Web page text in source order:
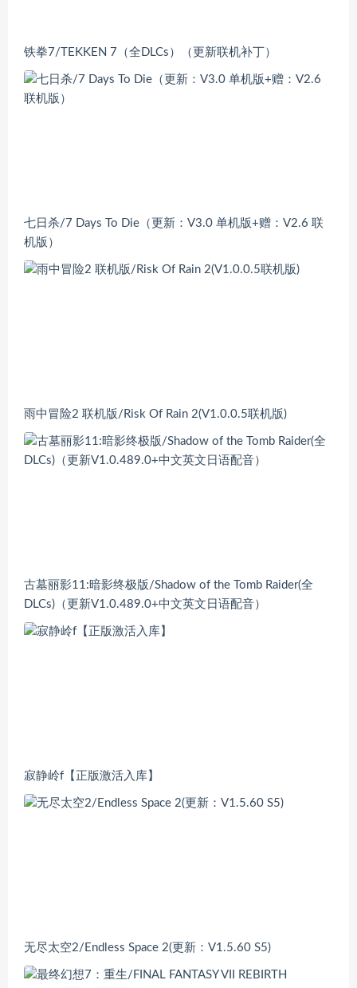
铁拳7/TEKKEN 7（全DLCs）（更新联机补丁）
七日杀/7 Days To Die（更新：V3.0 单机版+赠：V2.6 联
机版）
雨中冒险2 联机版/Risk Of Rain 2(V1.0.0.5联机版)
古墓丽影11:暗影终极版/Shadow of the Tomb Raider(全
DLCs)（更新V1.0.489.0+中文英文日语配音）
寂静岭f【正版激活入库】
无尽太空2/Endless Space 2(更新：V1.5.60 S5)